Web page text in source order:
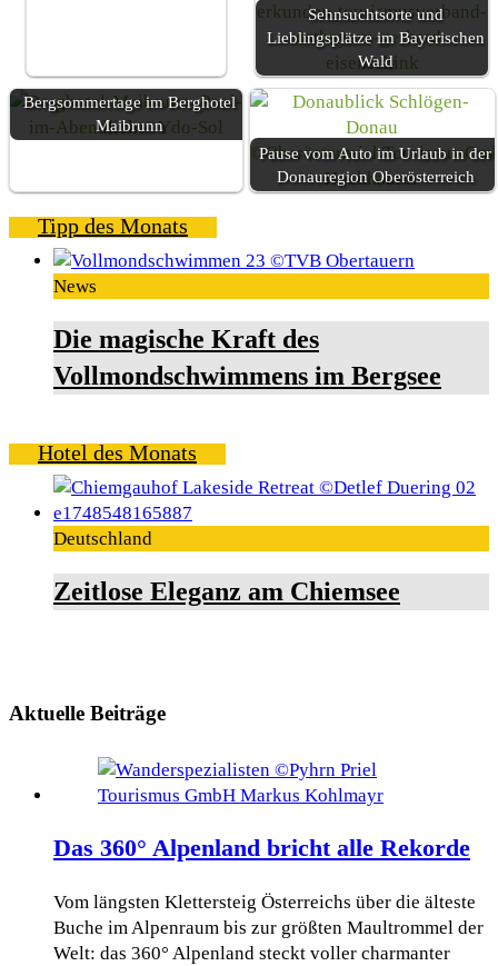
Sehnsuchtsorte und
Lieblingsplätze im Bayerischen
Wald
Bergsommertage im Berghotel
Maibrunn
Pause vom Auto im Urlaub in der
Donauregion Oberösterreich
Tipp des Monats
News
Die magische Kraft des
Vollmondschwimmens im Bergsee
Hotel des Monats
Deutschland
Zeitlose Eleganz am Chiemsee
Aktuelle Beiträge
Das 360° Alpenland bricht alle Rekorde
Vom längsten Klettersteig Österreichs über die älteste
Buche im Alpenraum bis zur größten Maultrommel der
Welt: das 360° Alpenland steckt voller charmanter